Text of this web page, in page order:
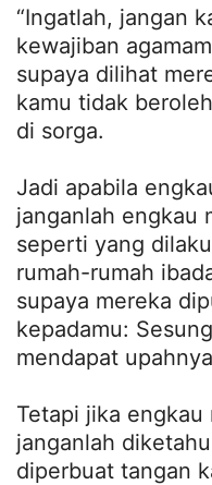
“Ingatlah, jangan
kewajiban
supaya dilihat
kamu tidak
di sorga.
Jadi apabila
janganlah engkau
seperti yang
rumah-rumah
supaya mereka
kepadamu:
mendapat
Tetapi jika engkau
janganlah
diperbuat tangan